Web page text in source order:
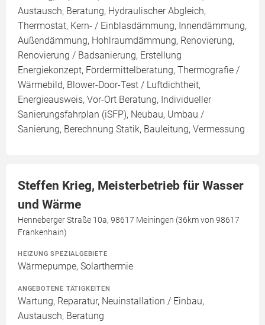
Austausch, Beratung, Hydraulischer Abgleich,
Thermostat, Kern- / Einblasdämmung, Innendämmung,
Außendämmung, Hohlraumdämmung, Renovierung,
Renovierung / Badsanierung, Erstellung
Energiekonzept, Fördermittelberatung, Thermografie /
Wärmebild, Blower-Door-Test / Luftdichtheit,
Energieausweis, Vor-Ort Beratung, Individueller
Sanierungsfahrplan (iSFP), Neubau, Umbau /
Sanierung, Berechnung Statik, Bauleitung, Vermessung
Steffen Krieg, Meisterbetrieb für Wasser
und Wärme
Henneberger Straße 10a, 98617 Meiningen (36km von 98617
Frankenhain)
HEIZUNG SPEZIALGEBIETE
Wärmepumpe, Solarthermie
ANGEBOTENE TÄTIGKEITEN
Wartung, Reparatur, Neuinstallation / Einbau,
Austausch, Beratung